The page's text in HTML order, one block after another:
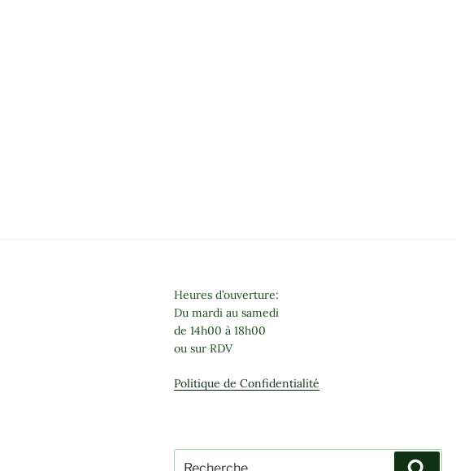
Heures d’ouverture:
Du mardi au samedi
de 14h00 à 18h00
ou sur RDV
Politique de Confidentialité